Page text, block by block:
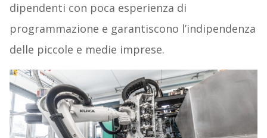
dipendenti con poca esperienza di
programmazione e garantiscono l’indipendenza
delle piccole e medie imprese.